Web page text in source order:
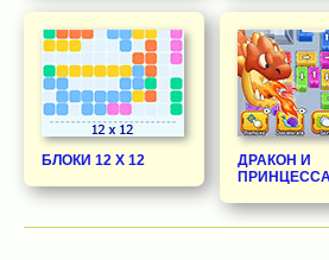
БЛОКИ 12 Х 12
ДРАКОН И